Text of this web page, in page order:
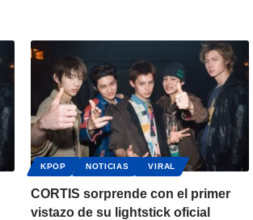
KPOP NOTICIAS VIRAL
CORTIS sorprende con el primer
vistazo de su lightstick oficial